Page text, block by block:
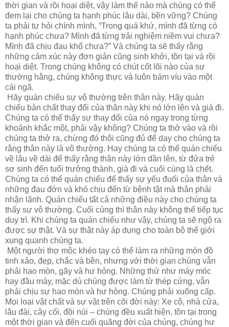
thời gian và rồi hoại diệt, vậy làm thế nào mà chúng có thể
đem lại cho chúng ta hạnh phúc lâu dài, bền vững? Chúng
ta phải tự hỏi chính mình, “Trong quá khứ, mình đã từng có
hạnh phúc chưa? Mình đã từng trải nghiệm niềm vui chưa?
Mình đã chịu đau khổ chưa?” Và chúng ta sẽ thấy rằng
những cảm xúc này đơn giản cũng sinh khởi, tồn tại và rồi
hoại diệt. Trong chúng không có chút cốt lõi nào của sự
thường hằng, chúng không thực và luôn bám víu vào một
cái ngã.
Hãy quán chiếu sự vô thường trên thân này. Hãy quán
chiếu bản chất thay đổi của thân này khi nó lớn lên và già đi.
Chúng ta có thể thấy sự thay đổi của nó ngay trong từng
khoảnh khắc một, phải vậy không? Chúng ta thở vào và rồi
chúng ta thở ra, chừng đó thôi cũng đủ để dạy cho chúng ta
rằng thân này là vô thường. Hay chúng ta có thể quán chiếu
về lâu về dài để thấy rằng thân này lớn dần lên, từ đứa trẻ
sơ sinh đến tuổi trưởng thành, già đi và cuối cùng là chết.
Chúng ta có thể quán chiếu để thấy sự yếu đuối của thân và
những đau đớn và khó chịu đến từ bệnh tật mà thân phải
nhận lãnh. Quán chiếu tất cả những điều này cho chúng ta
thấy sự vô thường. Cuối cùng thì thân này không thể tiếp tục
duy trì. Khi chúng ta quán chiếu như vậy, chúng ta sẽ ngộ ra
được sự thật. Và sự thật này áp dụng cho toàn bộ thế giới
xung quanh chúng ta.
Một người thợ mộc khéo tay có thể làm ra những món đồ
tinh xảo, đẹp, chắc và bền, nhưng với thời gian chúng vẫn
phải hao mòn, gãy và hư hỏng. Những thứ như máy móc
hay đầu máy, mặc dù chúng được làm từ thép cứng, vẫn
phải chịu sự hao mòn và hư hỏng. Chúng phải xuống cấp.
Mọi loại vật chất và sự vật trên cõi đời này: Xe cộ, nhà cửa,
lâu đài, cây cối, đồi núi – chúng đều xuất hiện, tồn tại trong
một thời gian và đến cuối quãng đời của chúng, chúng hư